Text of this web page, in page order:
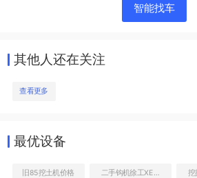
智能找车
其他人还在关注
查看更多
最优设备
旧85挖土机价格